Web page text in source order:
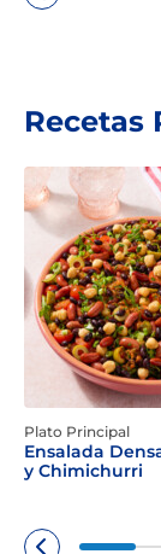
Recetas
Plato Principal
Ensalada
y Chimichurri